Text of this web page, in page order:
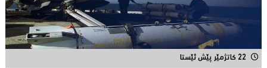
22 کاتژمێر پێش ئێستا